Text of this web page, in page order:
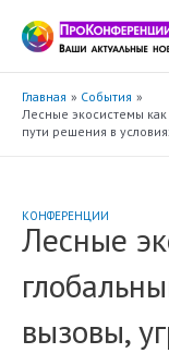
содержимому
Главная
События
Лесные экосистемы
пути решения в
КОНФЕРЕНЦИИ
Лесные
вызовы,